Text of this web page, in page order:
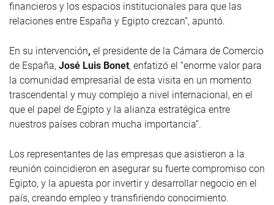
financieros y los espacios institucionales para que las
relaciones entre España y Egipto crezcan”, apuntó.
En su intervención, el presidente de la Cámara de Comercio
de España, José Luis Bonet, enfatizó el “enorme valor para
la comunidad empresarial de esta visita en un momento
trascendental y muy complejo a nivel internacional, en el
que el papel de Egipto y la alianza estratégica entre
nuestros países cobran mucha importancia”.
Los representantes de las empresas que asistieron a la
reunión coincidieron en asegurar su fuerte compromiso con
Egipto, y la apuesta por invertir y desarrollar negocio en el
país, creando empleo y transfiriendo conocimiento.